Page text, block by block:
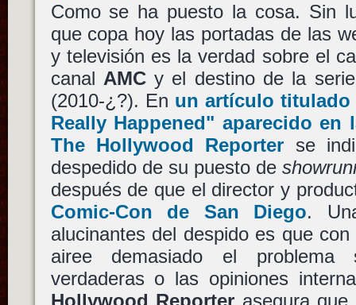
Como se ha puesto la cosa. Sin
que copa hoy las portadas de las
y televisión es la verdad sobre el
canal AMCy el destino de la
(2010-¿?). En un artículo titulado
Really Happened" aparecido en
The Hollywood Reporter se
despedido de su puesto de
después de que el director y
Comic-Con de San Diego.
alucinantes del despido es que
airee demasiado el problema
verdaderas o las opiniones
Hollywood Reporter asegura que